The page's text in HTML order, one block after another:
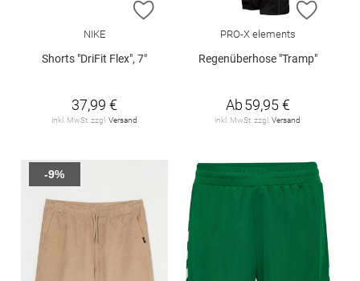
ZUR WUNSCHLISTE HINZUFÜGEN
NIKE
Shorts "DriFit Flex", 7"
37,99 €
inkl. MwSt. zzgl. Versand
ZUR
PRO-X elements
Regenüberhose "Tramp"
Ab59,95 €
inkl. MwSt. zzgl. Versand
-9%